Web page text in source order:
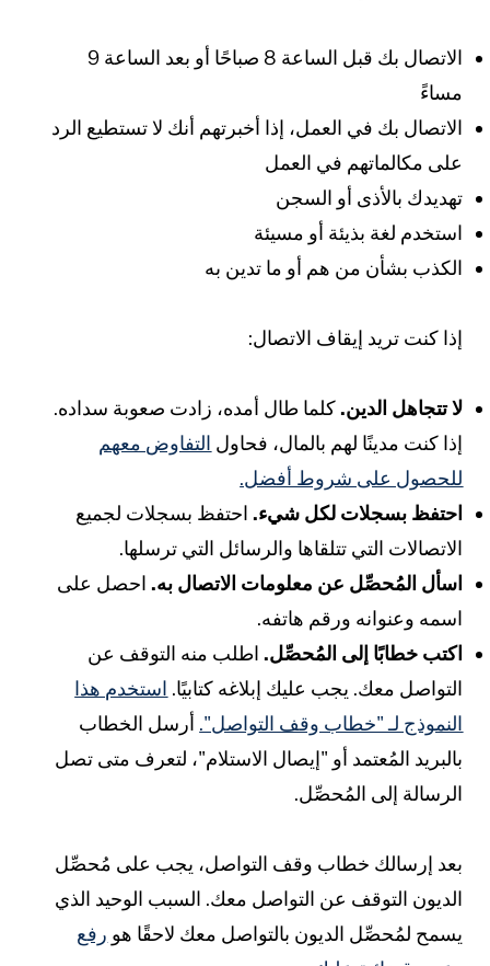
الاتصال بك قبل الساعة 8 صباحًا أو بعد الساعة 9
مساءً
الاتصال بك في العمل، إذا أخبرتهم أنك لا تستطيع الرد
على مكالماتهم في العمل
تهديدك بالأذى أو السجن
استخدم لغة بذيئة أو مسيئة
الكذب بشأن من هم أو ما تدين به
إذا كنت تريد إيقاف الاتصال:
لا تتجاهل الدين.كلما طال أمده، زادت صعوبة سداده.
إذا كنت مدينًا لهم بالمال، فحاولالتفاوض معهم
للحصول على شروط أفضل.
احتفظ بسجلات لكل شيء.احتفظ بسجلات لجميع
الاتصالات التي تتلقاها والرسائل التي ترسلها.
اسأل المُحصِّل عن معلومات الاتصال به.احصل على
اسمه وعنوانه ورقم هاتفه.
اكتب خطابًا إلى المُحصِّل.اطلب منه التوقف عن
التواصل معك. يجب عليك إبلاغه كتابيًا.استخدم هذا
النموذج لـ "خطاب وقف التواصل".أرسل الخطاب
بالبريد المُعتمد أو "إيصال الاستلام"، لتعرف متى تصل
الرسالة إلى المُحصِّل.
بعد إرسالك خطاب وقف التواصل، يجب على مُحصِّل
الديون التوقف عن التواصل معك. السبب الوحيد الذي
يسمح لمُحصِّل الديون بالتواصل معك لاحقًا هو رفع